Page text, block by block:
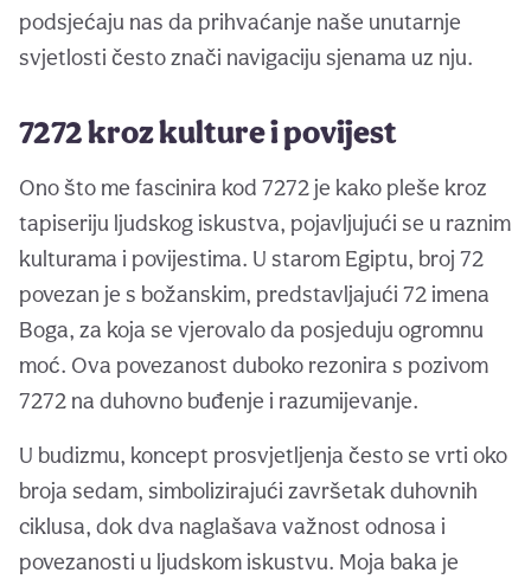
podsjećaju nas da prihvaćanje naše unutarnje
svjetlosti često znači navigaciju sjenama uz nju.
7272 kroz kulture i povijest
Ono što me fascinira kod 7272 je kako pleše kroz
tapiseriju ljudskog iskustva, pojavljujući se u raznim
kulturama i povijestima. U starom Egiptu, broj 72
povezan je s božanskim, predstavljajući 72 imena
Boga, za koja se vjerovalo da posjeduju ogromnu
moć. Ova povezanost duboko rezonira s pozivom
7272 na duhovno buđenje i razumijevanje.
U budizmu, koncept prosvjetljenja često se vrti oko
broja sedam, simbolizirajući završetak duhovnih
ciklusa, dok dva naglašava važnost odnosa i
povezanosti u ljudskom iskustvu. Moja baka je